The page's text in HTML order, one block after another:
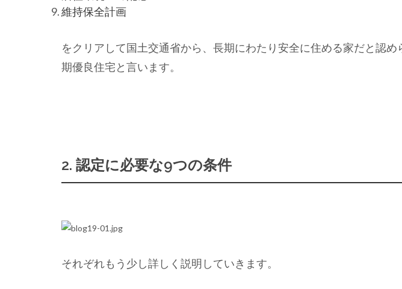
維持保全計画
をクリアして国土交通省から、長期にわたり安全に住める家だと認
期優良住宅と言います。
2. 認定に必要な9つの条件
それぞれもう少し詳しく説明していきます。